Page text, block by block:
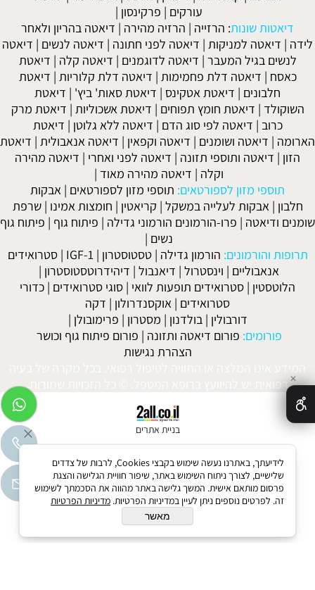
עורקים | פרקינסון |
דיאטות שונות: הרזייה | הרזיה מהירה | דיאטה בהריון ולאחר
לידה | דיאטה למניקות | דיאטה לפני חתונה | דיאטה לנשים | דיאטה
לנשים בגיל המעבר | דיאטה לדוגמנים | דיאטה קלה | דיאטת
כאסח | דיאטה דלת פחמימות | דיאטה דלת קלוריות | דיאטת
חלבונים | דיאטת אטקינס | דיאטת סאות' ביץ' | דיאטת
השוקולד | דיאטת חומץ תפוחים | דיאטת אשכוליות | דיאטת מרק
כרוב | דיאטה לפי סוג הדם | דיאטה ללא גלוטן | דיאטת
הארומה | דיאטה ושומנים | דיאטה וקפאין | דיאטה אנאבולית | דיאטת
הזון | דיאטה ותוספי תזונה | דיאטה לפני ואחרי | דיאטה מהירה
וקלה | דיאטה מהירה מאוד |
תוספי מזון לספורטאים: תוספי מזון לספורטאים | אבקות
חלבון | אבקות לעלייה במשקל | קריאטין | חומצות אמינו |שרפת
שומנים ודיאטה | פרו-הורמונים הורמוני גדילה | פיתוח גוף | פיתוח גוף
נשים |
תרופות והורמונים: הורמון גדילה |טסטוסטרון |
IGF-1
|סטרואידים
אנאבוליים | וינסטרול | דיאנבול | דיהידרוטסטוסטרון |
הלוטסטין | סטרואידים תופעות לוואי | סוגי סטרואידים | כדורי
סטרואידים | אוקסנדרולון | דקה
דורבולין | בולדנון | מסטרון | פרימובולן |
פורומים: פורום דיאטה ותזונה | פורום פיתוח גוף וכושר
הצהרת נגישות
המידע אינו המלצה או התוויה לטיפול רפואי. בכל מקרה של בעיה
רפואית יש להיוועץ ברופא המטפל. © כל הזכויות שמורות.
בניית אתרים
✕
לידיעתך, באתרנו נעשה שימוש בקבצי Cookies, לרבות של צדדים
שלישיים, לצורך ניתוח השימוש באתר, שיפור חוויית הגלישה והצגת
פרסום מותאם אישית. המשך גלישה באתר מהווה את הסכמתך לשימוש
זה. לפרטים נוספים ניתן לעיין במדיניות הפרטיות. מדיניות הפרטיות
מאשר